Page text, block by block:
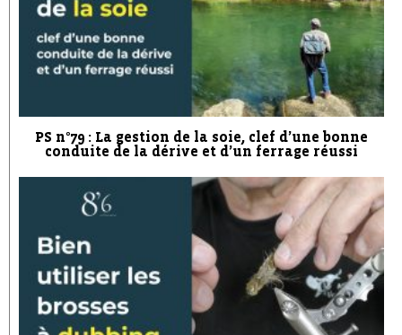
PS n°79 : La gestion de la soie, clef d’une bonne
conduite de la dérive et d’un ferrage réussi